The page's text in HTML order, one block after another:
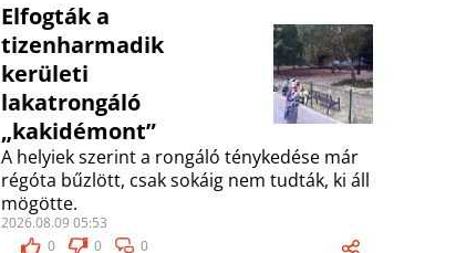
Elfogták a
tizenharmadik
kerületi
lakatrongáló
„kakidémont”
A helyiek szerint a rongáló ténykedése már
régóta bűzlött, csak sokáig nem tudták, ki áll
mögötte.
2026.08.09 05:53
0
0 0